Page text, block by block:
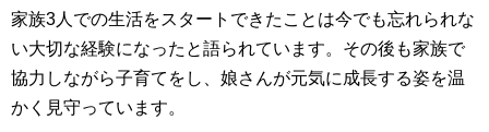
家族3人での生活をスタートできたことは今でも忘れられな
い大切な経験になったと語られています。その後も家族で
協力しながら子育てをし、娘さんが元気に成長する姿を温
かく見守っています。